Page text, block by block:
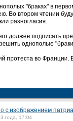
"браках" в
Во втором чтении
разногласия.
должен подписать
однополые
протеста во Франции.
с изображением
года, 17:04